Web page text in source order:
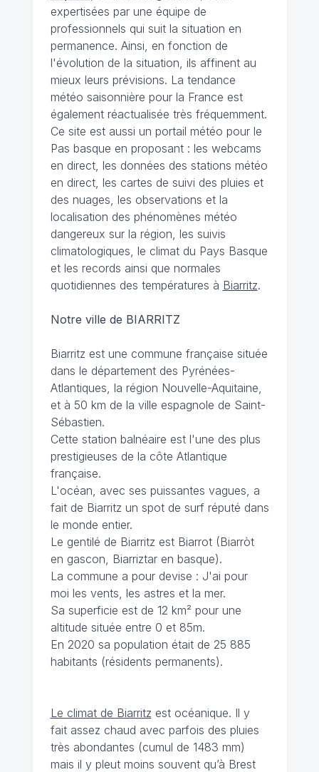
expertisées par une équipe de
professionnels qui suit la situation en
permanence. Ainsi, en fonction de
l'évolution de la situation, ils affinent au
mieux leurs prévisions. La tendance
météo saisonnière pour la France est
également réactualisée très fréquemment.
Ce site est aussi un portail météo pour le
Pas basque en proposant : les webcams
en direct, les données des stations météo
en direct, les cartes de suivi des pluies et
des nuages, les observations et la
localisation des phénomènes météo
dangereux sur la région, les suivis
climatologiques, le climat du Pays Basque
et les records ainsi que normales
quotidiennes des températures à Biarritz.
Notre ville de BIARRITZ
Biarritz est une commune française située
dans le département des Pyrénées-
Atlantiques, la région Nouvelle-Aquitaine,
et à 50 km de la ville espagnole de Saint-
Sébastien.
Cette station balnéaire est l'une des plus
prestigieuses de la côte Atlantique
française.
L'océan, avec ses puissantes vagues, a
fait de Biarritz un spot de surf réputé dans
le monde entier.
Le gentilé de Biarritz est Biarrot (Biarròt
en gascon, Biarriztar en basque).
La commune a pour devise : J'ai pour
moi les vents, les astres et la mer.
Sa superficie est de 12 km² pour une
altitude située entre 0 et 85m.
En 2020 sa population était de 25 885
habitants (résidents permanents).
Le climat de Biarritz est océanique. Il y
fait assez chaud avec parfois des pluies
très abondantes (cumul de 1483 mm)
mais il y pleut moins souvent qu’à Brest